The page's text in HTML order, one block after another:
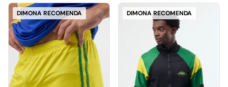
DIMONA RECOMENDA DIMONA RECOMENDA